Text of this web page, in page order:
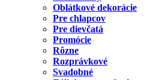
Oblátkové dekorácie
Pre chlapcov
Pre dievčatá
Promócie
Rôzne
Rozprávkové
Svadobné